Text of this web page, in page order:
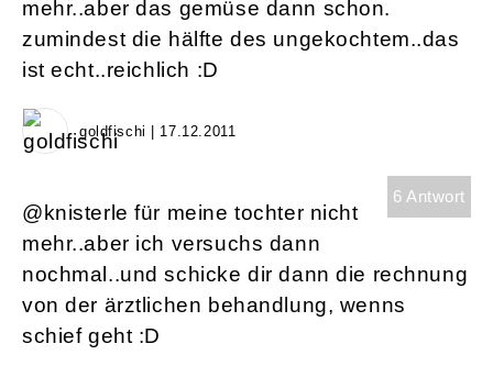
mehr..aber das gemüse dann schon.
zumindest die hälfte des ungekochtem..das
ist echt..reichlich :D
goldfischi | 17.12.2011
6 Antwort
@knisterle für meine tochter nicht
mehr..aber ich versuchs dann
nochmal..und schicke dir dann die rechnung
von der ärztlichen behandlung, wenns
schief geht :D